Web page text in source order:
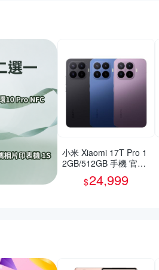
小米 Xiaomi 17T Pro 1
2GB/512GB 手機 官方
$24,999